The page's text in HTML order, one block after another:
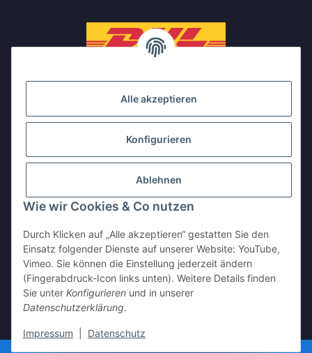
Alle akzeptieren
Konfigurieren
Ablehnen
Wie wir Cookies & Co nutzen
Durch Klicken auf „Alle akzeptieren“ gestatten Sie den
Einsatz folgender Dienste auf unserer Website: YouTube,
Vimeo. Sie können die Einstellung jederzeit ändern
(Fingerabdruck-Icon links unten). Weitere Details finden
Sie unter Konfigurieren und in unserer
Datenschutzerklärung.
Impressum Datenschutz
Vertrag widerrufen